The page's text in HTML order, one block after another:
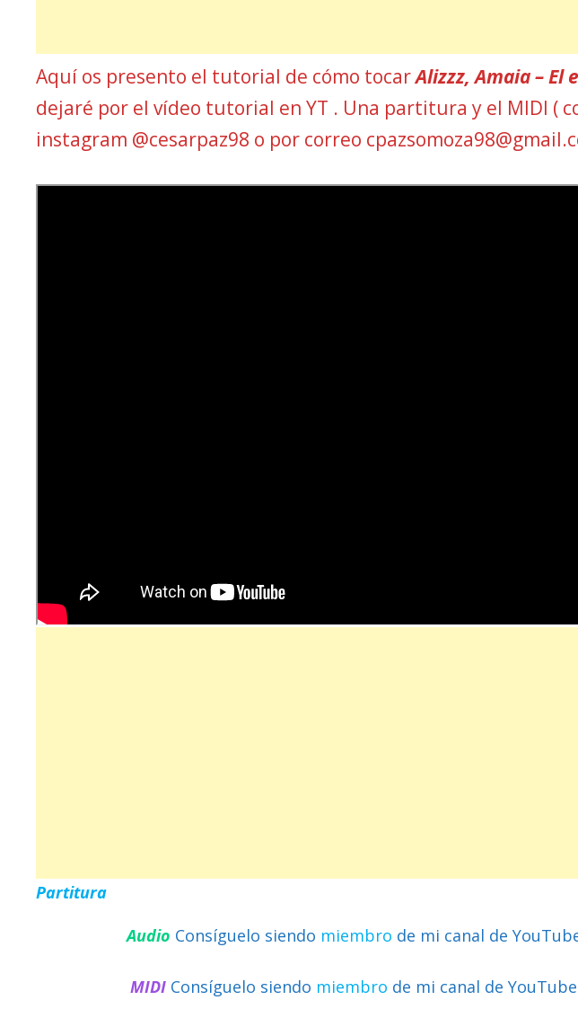
Aquí os presento el tutorial de cómo tocarAlizzz, Amaia – El
dejaré por el vídeo tutorial en YT . Una partitura y el MIDI (
instagram @cesarpaz98 o por correo
Partitura
Audio Consíguelo siendo miembro de mi canal de
MIDI Consíguelo siendo miembro de mi canal de